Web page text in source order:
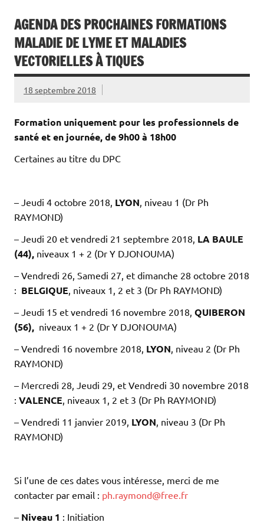
AGENDA DES PROCHAINES FORMATIONS
MALADIE DE LYME ET MALADIES
VECTORIELLES À TIQUES
18 septembre 2018
Formation uniquement pour les professionnels de
santé et en journée, de 9h00 à 18h00
Certaines au titre du DPC
– Jeudi 4 octobre 2018, LYON , niveau 1 (Dr Ph
RAYMOND)
– Jeudi 20 et vendredi 21 septembre 2018, LA BAULE
(44), niveaux 1 + 2 (Dr Y DJONOUMA)
– Vendredi 26, Samedi 27, et dimanche 28 octobre 2018
: BELGIQUE , niveaux 1, 2 et 3 (Dr Ph RAYMOND)
– Jeudi 15 et vendredi 16 novembre 2018, QUIBERON
(56), niveaux 1 + 2 (Dr Y DJONOUMA)
– Vendredi 16 novembre 2018, LYON , niveau 2 (Dr Ph
RAYMOND)
– Mercredi 28, Jeudi 29, et Vendredi 30 novembre 2018
: VALENCE , niveaux 1, 2 et 3 (Dr Ph RAYMOND)
– Vendredi 11 janvier 2019, LYON , niveau 3 (Dr Ph
RAYMOND)
Si l’une de ces dates vous intéresse, merci de me
contacter par email : ph.raymond@free.fr
– Niveau 1 : Initiation